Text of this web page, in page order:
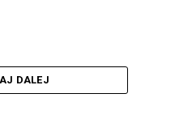
DALEJ